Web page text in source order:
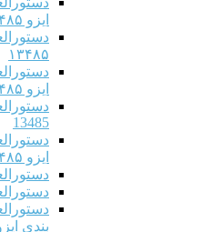
ایزو ۱۳۴۸۵
۱۳۴۸۵
ایزو ۱۳۴۸۵
13485
ایزو ۱۳۴۸۵
بندی ایزو